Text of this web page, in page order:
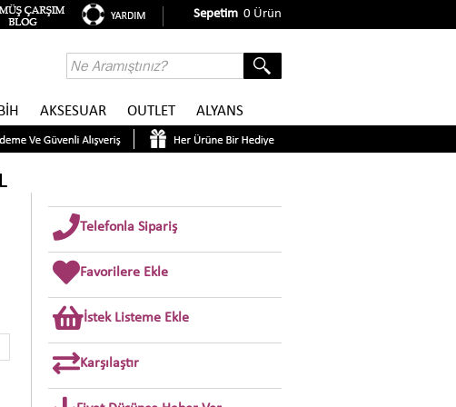
Sepetim 0 Ürün
AKSESUAR OUTLET ALYANS
Telefonla Sipariş
Favorilere Ekle
İstek Listeme Ekle
Karşılaştır